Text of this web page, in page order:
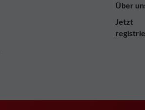
Über
Jetzt